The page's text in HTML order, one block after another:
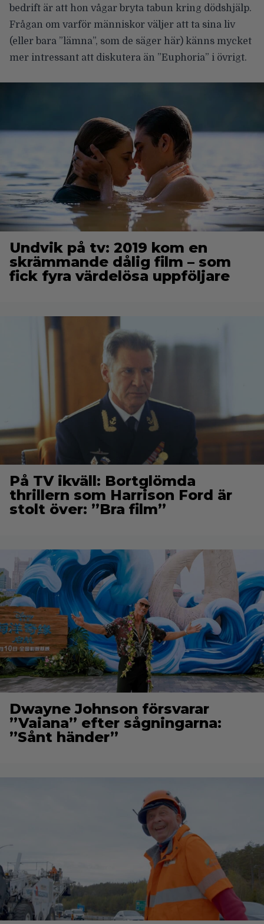
bedrift är att hon vågar bryta tabun kring dödshjälp.
Frågan om varför människor väljer att ta sina liv
(eller bara ”lämna”, som de säger här) känns mycket
mer intressant att diskutera än ”Euphoria” i övrigt.
Undvik på tv: 2019 kom en
skrämmande dålig film – som
fick fyra värdelösa uppföljare
På TV ikväll: Bortglömda
thrillern som Harrison Ford är
stolt över: ”Bra film”
Dwayne Johnson försvarar
”Vaiana” efter sågningarna:
”Sånt händer”